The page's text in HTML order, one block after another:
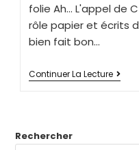
folie Ah... L'appel de
rôle papier et écrits
bien fait bon…
Continuer La Lecture
Rechercher